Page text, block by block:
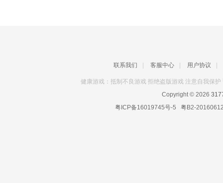
联系我们 客服中心 用户协议
健康游戏：抵制不良游戏 拒绝盗版游戏 注意自我保
Copyright © 2026
粤ICP备16019745号-5 粤B2-